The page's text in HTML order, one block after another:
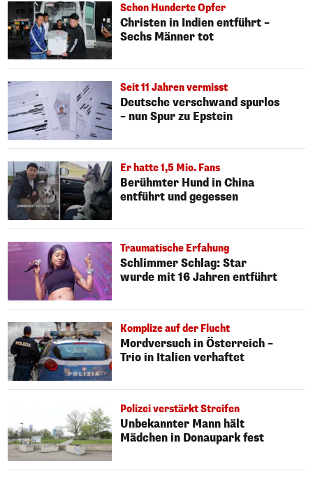
Schon Hunderte Opfer
Christen in Indien entführt –
Sechs Männer tot
Seit 11 Jahren vermisst
Deutsche verschwand spurlos
– nun Spur zu Epstein
Er hatte 1,5 Mio. Fans
Berühmter Hund in China
entführt und gegessen
Traumatische Erfahung
Schlimmer Schlag: Star
wurde mit 16 Jahren entführt
Komplize auf der Flucht
Mordversuch in Österreich –
Trio in Italien verhaftet
Polizei verstärkt Streifen
Unbekannter Mann hält
Mädchen in Donaupark fest